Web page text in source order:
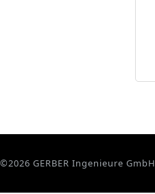
©2026 GERBER Ingenieure GmbH